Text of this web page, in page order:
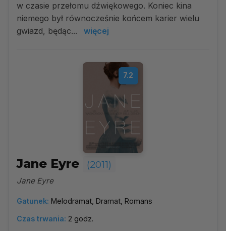
w czasie przełomu dźwiękowego. Koniec kina
niemego był równocześnie końcem karier wielu
gwiazd, będąc...
więcej
7.2
Jane Eyre (2011)
Jane Eyre
Gatunek: Melodramat, Dramat, Romans
Czas trwania: 2 godz.